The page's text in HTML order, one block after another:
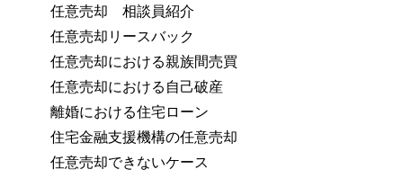
任意売却 相談員紹介
任意売却リースバック
任意売却における親族間売買
任意売却における自己破産
離婚における住宅ローン
住宅金融支援機構の任意売却
任意売却できないケース